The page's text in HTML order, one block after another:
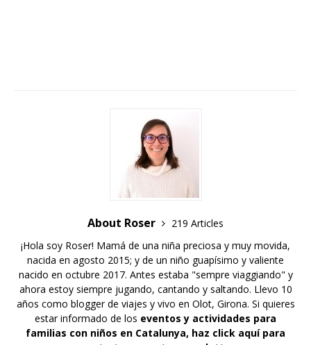
About Roser
219 Articles
¡Hola soy Roser! Mamá de una niña preciosa y muy movida,
nacida en agosto 2015; y de un niño guapísimo y valiente
nacido en octubre 2017. Antes estaba "sempre viaggiando" y
ahora estoy siempre jugando, cantando y saltando. Llevo 10
años como blogger de viajes y vivo en Olot, Girona. Si quieres
estar informado de los eventos y actividades para
familias con niños en Catalunya, haz click aquí para